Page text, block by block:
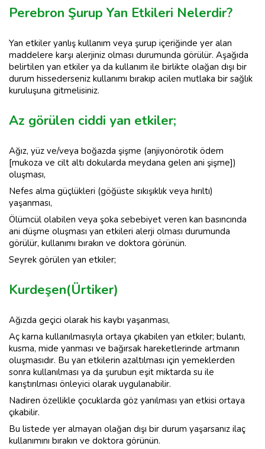
Perebron Şurup Yan Etkileri Nelerdir?
Yan etkiler yanlış kullanım veya şurup içeriğinde yer alan
maddelere karşı alerjiniz olması durumunda görülür. Aşağıda
belirtilen yan etkiler ya da kullanım ile birlikte olağan dışı bir
durum hissederseniz kullanımı bırakıp acilen mutlaka bir sağlık
kuruluşuna gitmelisiniz.
Az görülen ciddi yan etkiler;
Ağız, yüz ve/veya boğazda şişme (anjiyonörotik ödem
[mukoza ve cilt altı dokularda meydana gelen ani şişme])
oluşması,
Nefes alma güçlükleri (göğüste sıkışıklık veya hırıltı)
yaşanması,
Ölümcül olabilen veya şoka sebebiyet veren kan basıncında
ani düşme oluşması yan etkileri alerji olması durumunda
görülür, kullanımı bırakın ve doktora görünün.
Seyrek görülen yan etkiler;
Kurdeşen(Ürtiker)
Ağızda geçici olarak his kaybı yaşanması,
Aç karna kullanılmasıyla ortaya çıkabilen yan etkiler; bulantı,
kusma, mide yanması ve bağırsak hareketlerinde artmanın
oluşmasıdır. Bu yan etkilerin azaltılması için yemeklerden
sonra kullanılması ya da şurubun eşit miktarda su ile
karıştırılması önleyici olarak uygulanabilir.
Nadiren özellikle çocuklarda göz yanılması yan etkisi ortaya
çıkabilir.
Bu listede yer almayan olağan dışı bir durum yaşarsanız ilaç
kullanımını bırakın ve doktora görünün.